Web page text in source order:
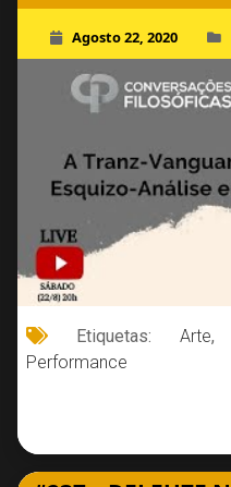
Agosto 22, 2020
Etiquetas: Arte,
Performance